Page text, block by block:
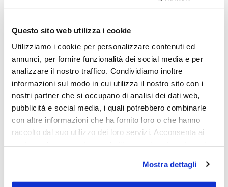
Questo sito web utilizza i cookie
Utilizziamo i cookie per personalizzare contenuti ed
annunci, per fornire funzionalità dei social media e per
analizzare il nostro traffico. Condividiamo inoltre
informazioni sul modo in cui utilizza il nostro sito con i
nostri partner che si occupano di analisi dei dati web,
pubblicità e social media, i quali potrebbero combinarle
con altre informazioni che ha fornito loro o che hanno
raccolto dal suo utilizzo dei loro servizi. Acconsenta ai
Mostra dettagli
OCCHIALE DA SOLE, RAY-
BAN WEARABLE
Occhiale Ray-Ban Wearable
0RW4012 601/71 53
419,00€ 375,00€
Read more
OCCHIALE DA SOLE, RAY-
BAN WEARABLE
Occhiale Ray-Ban Wearable
0RW4012 601/1M 53
499,00€ 449,00€
Read more